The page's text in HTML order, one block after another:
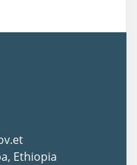
Ethiopia